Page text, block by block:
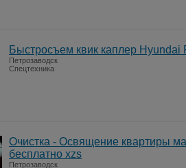
Быстросъем квик каплер Hyundai
Петрозаводск
Спецтехника
Очистка - Освящение квартиры
бесплатно xzs
Петрозаводск